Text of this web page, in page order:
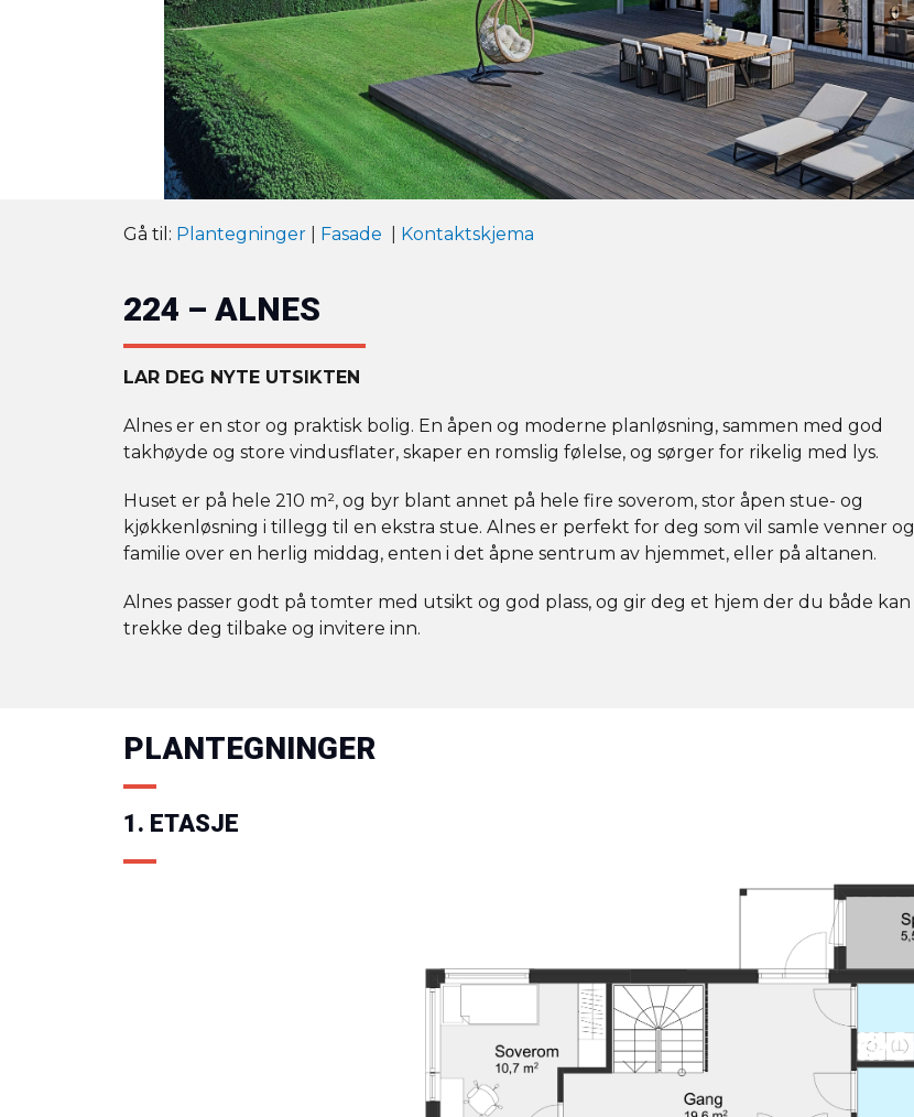
Gå til: Plantegninger Fasade Kontaktskjema
224 – ALNES
LAR DEG NYTE UTSIKTEN
Alnes er en stor og praktisk bolig. En åpen og moderne planløsning, sammen med god
takhøyde og store vindusflater, skaper en romslig følelse, og sørger for rikelig med lys.
Huset er på hele 210 m², og byr blant annet på hele fire soverom, stor åpen stue- og
kjøkkenløsning i tillegg til en ekstra stue. Alnes er perfekt for deg som vil samle venner og
familie over en herlig middag, enten i det åpne sentrum av hjemmet, eller på altanen.
Alnes passer godt på tomter med utsikt og god plass, og gir deg et hjem der du både kan
trekke deg tilbake og invitere inn.
PLANTEGNINGER
1. ETASJE